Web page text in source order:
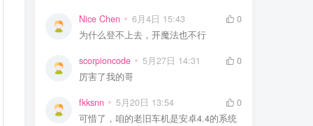
Nice Chen 6月4日 15:43
0
为什么登不上去，开魔法也不行
scorpioncode 5月27日 14:31
0
厉害了我的哥
fkksnn 5月20日 13:54
0
可惜了，咱的老旧车机是安卓4.4的系统